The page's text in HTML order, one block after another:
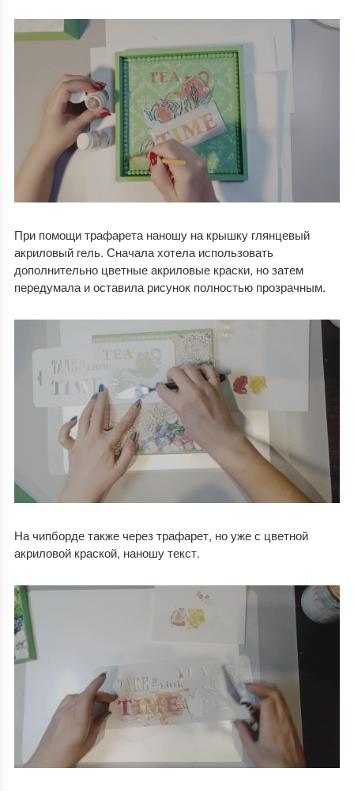
При помощи трафарета наношу на крышку глянцевый
акриловый гель. Сначала хотела использовать
дополнительно цветные акриловые краски, но затем
передумала и оставила рисунок полностью прозрачным.
На чипборде также через трафарет, но уже с цветной
акриловой краской, наношу текст.